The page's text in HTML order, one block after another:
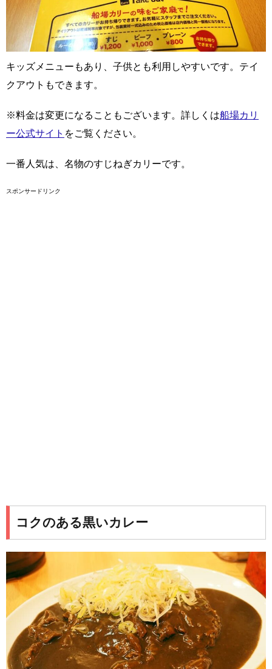
キッズメニューもあり、子供とも利用しやすいです。テイ
クアウトもできます。
※料金は変更になることもございます。詳しくは船場カリ
ー公式サイト をご覧ください。
一番人気は、名物のすじねぎカリーです。
スポンサードリンク
コクのある黒いカレー